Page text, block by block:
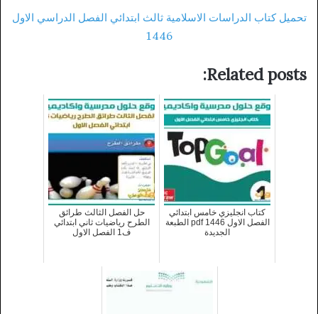
تحميل كتاب الدراسات الاسلامية ثالث ابتدائي الفصل الدراسي الاول
1446
Related posts:
كتاب انجليزي خامس ابتدائي
الفصل الاول 1446 pdf الطبعة
الجديدة
حل الفصل الثالث طرائق
الطرح رياضيات ثاني ابتدائي
ف1 الفصل الاول